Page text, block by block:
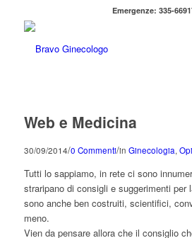
Emergenze: 335-
Web e Medicina
30/09/2014/0 Commenti/in Ginecologia,
Tutti lo sappiamo, in rete ci sono
straripano di consigli e suggerimenti per
sono anche ben costruiti, scientifici,
meno.
Vien da pensare allora che il consiglio